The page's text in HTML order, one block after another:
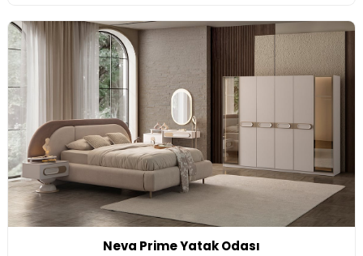
Neva Prime Yatak Odası